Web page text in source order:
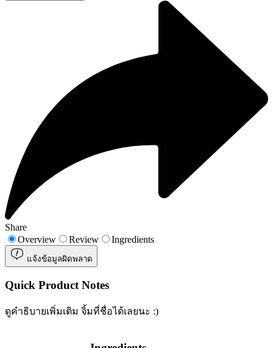
Share
Overview
Review Ingredients
แจ้งข้อมูลผิดพลาด
Quick Product Notes
ดูคำธิบายเพิ่มเติม จิ้มที่ชื่อได้เลยนะ :)